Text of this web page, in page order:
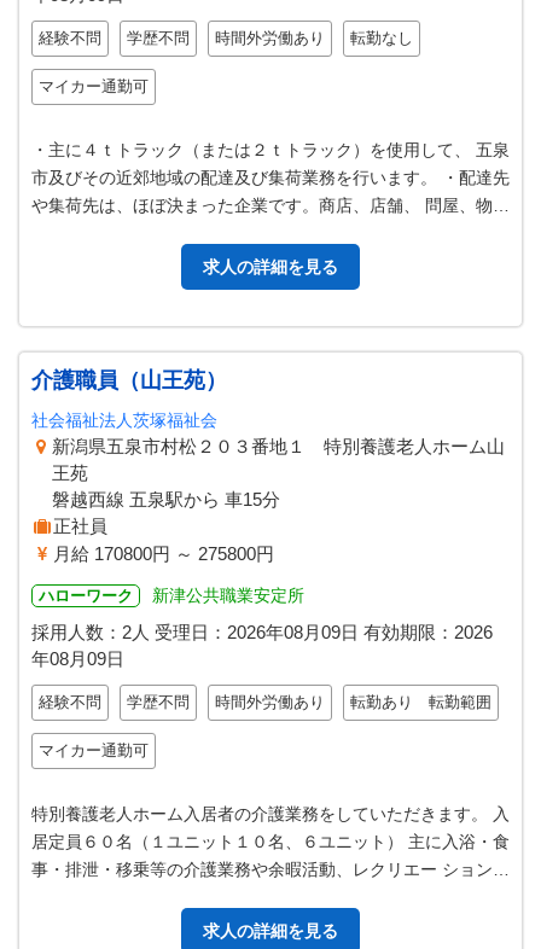
経験不問 学歴不問 時間外労働あり 転勤なし
マイカー通勤可
・主に４ｔトラック（または２ｔトラック）を使用して、 五泉
市及びその近郊地域の配達及び集荷業務を行います。 ・配達先
や集荷先は、ほぼ決まった企業です。商店、店舗、 問屋、物流
求人の詳細を見る
介護職員（山王苑）
社会福祉法人茨塚福祉会
新潟県五泉市村松２０３番地１ 特別養護老人ホーム山
王苑
磐越西線 五泉駅から 車15分
正社員
月給 170800円 ～ 275800円
ハローワーク 新津公共職業安定所
採用人数：2人 受理日： 2026年08月09日 有効期限： 2026
年08月09日
経験不問 学歴不問 時間外労働あり 転勤あり 転勤範囲
マイカー通勤可
特別養護老人ホーム入居者の介護業務をしていただきます。 入
居定員６０名（１ユニット１０名、６ユニット） 主に入浴・食
事・排泄・移乗等の介護業務や余暇活動、レクリエー ション等
求人の詳細を見る